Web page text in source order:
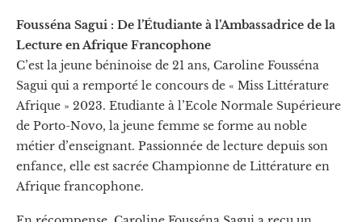
Fousséna Sagui : De l’Étudiante à l’Ambassadrice de la
Lecture en Afrique Francophone
C’est la jeune béninoise de 21 ans, Caroline Fousséna
Sagui qui a remporté le concours de « Miss Littérature
Afrique » 2023. Etudiante à l’Ecole Normale Supérieure
de Porto-Novo, la jeune femme se forme au noble
métier d’enseignant. Passionnée de lecture depuis son
enfance, elle est sacrée Championne de Littérature en
Afrique francophone.